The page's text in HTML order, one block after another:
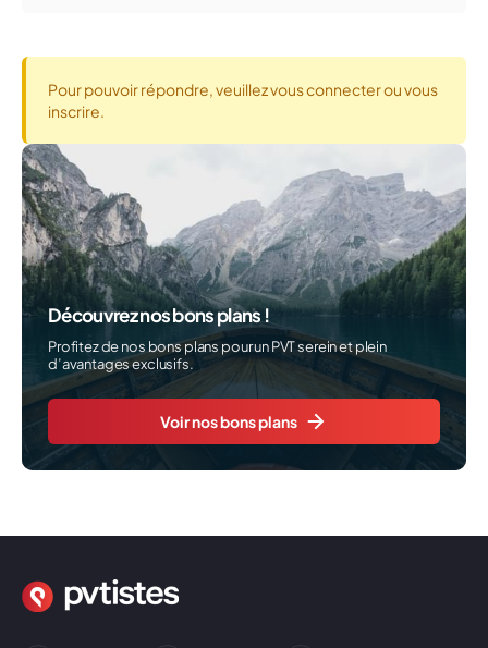
Pour pouvoir répondre, veuillez vous connecter ou vous
inscrire.
Découvrez nos bons plans !
Profitez de nos bons plans pour un PVT serein et plein
d’avantages exclusifs.
Voir nos bons plans